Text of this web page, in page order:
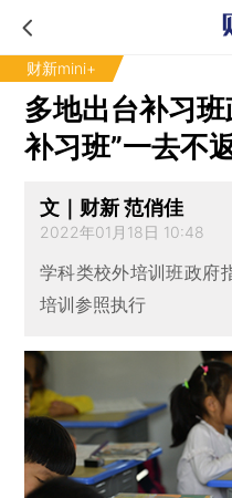
财新mini+
多地出台补习
补习班”一去不
文｜财新 范俏佳
2022年01月18日 10:48
学科类校外培训班政府
培训参照执行